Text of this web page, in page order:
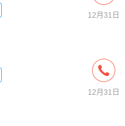
12月31日
12月31日